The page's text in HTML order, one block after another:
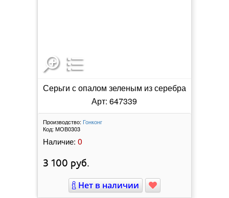
Серьги с опалом зеленым из серебра
Арт: 647339
Производство: Гонконг
Код: МОВ0303
Наличие: 0
3 100 руб.
Нет в наличии